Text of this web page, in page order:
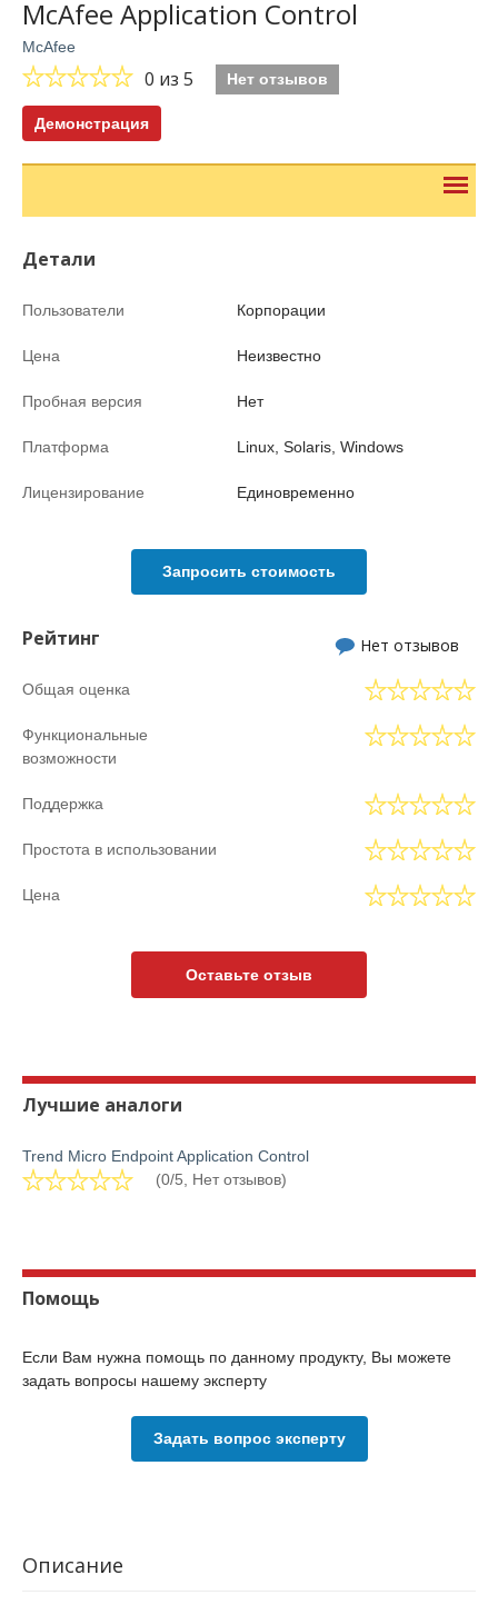
McAfee Application Control
McAfee
0 из 5 Нет отзывов
Демонстрация
Детали
Пользователи Корпорации
Цена Неизвестно
Пробная версия Нет
Платформа Linux, Solaris, Windows
Лицензирование Единовременно
Запросить стоимость
Рейтинг Нет отзывов
Общая оценка
Функциональные
возможности
Поддержка
Простота в использовании
Цена
Оставьте отзыв
Лучшие аналоги
Trend Micro Endpoint Application Control
(0/5, Нет отзывов)
Помощь
Если Вам нужна помощь по данному продукту, Вы можете
задать вопросы нашему эксперту
Задать вопрос эксперту
Описание